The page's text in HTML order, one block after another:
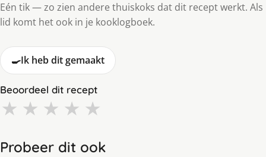
Eén tik — zo zien andere thuiskoks dat dit recept werkt. Als
lid komt het ook in je kooklogboek.
🍳Ik heb dit gemaakt
Beoordeel dit recept
★ ★ ★ ★ ★
Probeer dit ook